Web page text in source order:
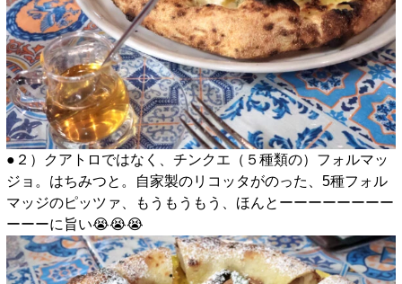
●２）クアトロではなく、チンクエ（５種類の）フォルマッ
ジョ。はちみつと。自家製のリコッタがのった、5種フォル
マッジのピッツァ、もうもうもう、ほんとーーーーーーーー
ーーーに旨い😭😭😭